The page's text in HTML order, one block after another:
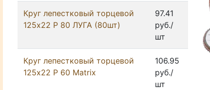
Круг лепестковый торцевой
125х22 P 80 ЛУГА (80шт)
97.41
руб./
шт
Круг лепестковый торцевой
125х22 P 60 Matrix
106.95
руб./
шт